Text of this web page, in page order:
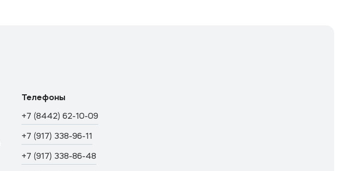
Телефоны
+7 (8442) 62-10-09
+7 (917) 338-96-11
+7 (917) 338-86-48